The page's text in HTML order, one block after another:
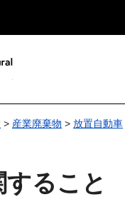
> 産業廃棄物 > 放置自動車
ること